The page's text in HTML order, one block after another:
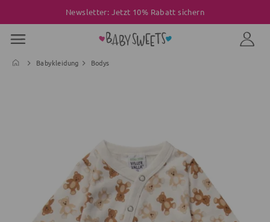
Newsletter: Jetzt 10% Rabatt sichern
Babykleidung Bodys